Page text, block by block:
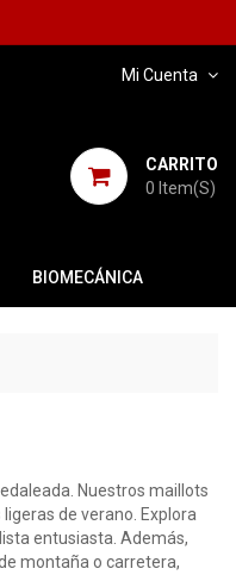
Mi Cuenta
CARRITO
0 Item(s)
BIOMECÁNICA
Nuestros maillots
de verano. Explora
entusiasta. Además,
montaña o carretera,